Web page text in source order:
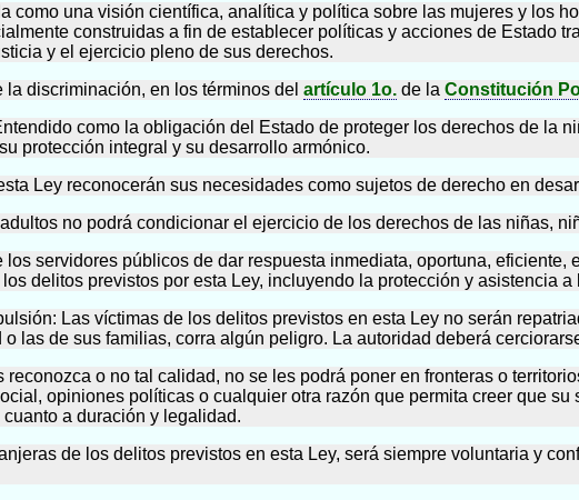
como una visión científica, analítica y política sobre las mujeres y los
construidas a fin de establecer políticas y acciones de Estado
y el ejercicio pleno de sus derechos.
la discriminación, en los términos del artículo 1o. de la Constitución
como la obligación del Estado de proteger los derechos de la
protección integral y su desarrollo armónico.
Ley reconocerán sus necesidades como sujetos de derecho en
no podrá condicionar el ejercicio de los derechos de las niñas,
servidores públicos de dar respuesta inmediata, oportuna,
delitos previstos por esta Ley, incluyendo la protección y asistencia
Las víctimas de los delitos previstos en esta Ley no serán
las de sus familias, corra algún peligro. La autoridad deberá
reconozca o no tal calidad, no se les podrá poner en fronteras o
opiniones políticas o cualquier otra razón que permita creer que
a duración y legalidad.
de los delitos previstos en esta Ley, será siempre voluntaria y